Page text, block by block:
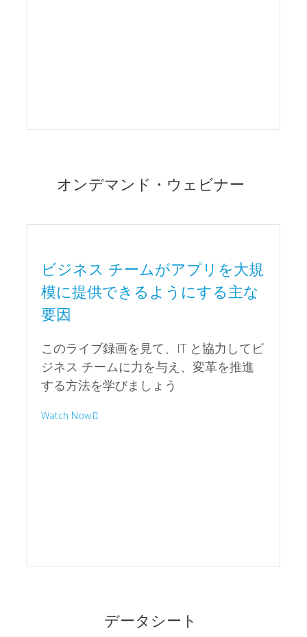
模に提供できるようにする主な
このライブ録画を見て、IT と協力してビ
ジネス チームに力を与え、変革を推進
する方法を学びましょう
Watch Now